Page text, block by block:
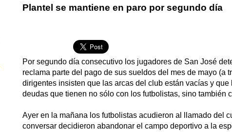
Plantel se mantiene en paro por segundo día
Por segundo día consecutivo los jugadores de San José
reclama parte del pago de sus sueldos del mes de mayo (a
dirigentes insisten que las arcas del club están vacías y
deudas que tienen no sólo con los futbolistas, sino también
Ayer en la mañana los futbolistas acudieron al llamado del
conversar decidieron abandonar el campo deportivo a la